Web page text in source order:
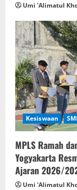
Umi 'Alimatul
Kesiswaan
MPLS Ramah
Yogyakarta
Ajaran 2026/
Umi 'Alimatul